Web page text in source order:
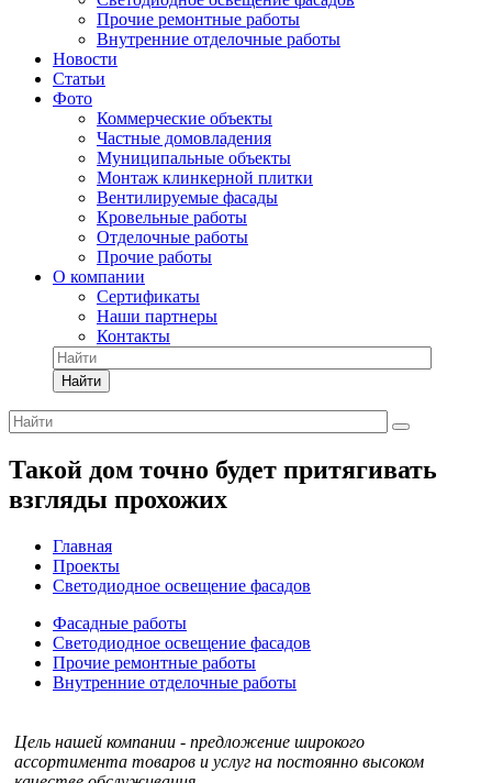
Прочие ремонтные работы
Внутренние отделочные работы
Новости
Статьи
Фото
Коммерческие объекты
Частные домовладения
Муниципальные объекты
Монтаж клинкерной плитки
Вентилируемые фасады
Кровельные работы
Отделочные работы
Прочие работы
О компании
Сертификаты
Наши партнеры
Контакты
Найти
Такой дом точно будет притягивать
взгляды прохожих
Главная
Проекты
Светодиодное освещение фасадов
Фасадные работы
Светодиодное освещение фасадов
Прочие ремонтные работы
Внутренние отделочные работы
Цель нашей компании - предложение широкого
ассортимента товаров и услуг на постоянно высоком